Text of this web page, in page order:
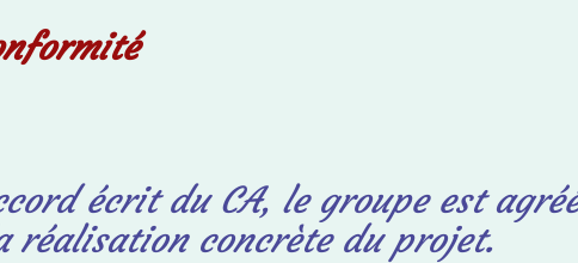
écrit du CA, le groupe est
réalisation concrète duprojet.